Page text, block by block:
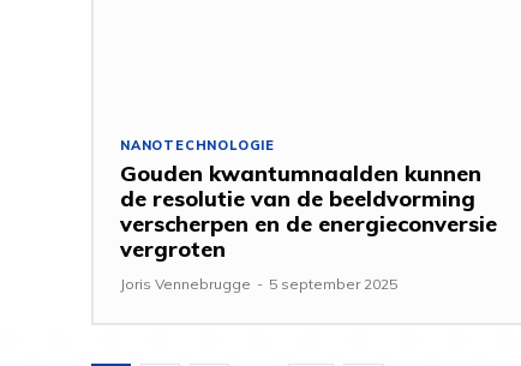
NANOTECHNOLOGIE
Gouden kwantumnaalden kunnen
de resolutie van de beeldvorming
verscherpen en de energieconversie
vergroten
Joris Vennebrugge - 5 september 2025